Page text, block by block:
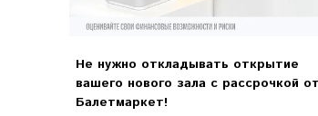
Не нужно откладывать открытие
вашего нового зала с рассрочкой от
Балетмаркет!